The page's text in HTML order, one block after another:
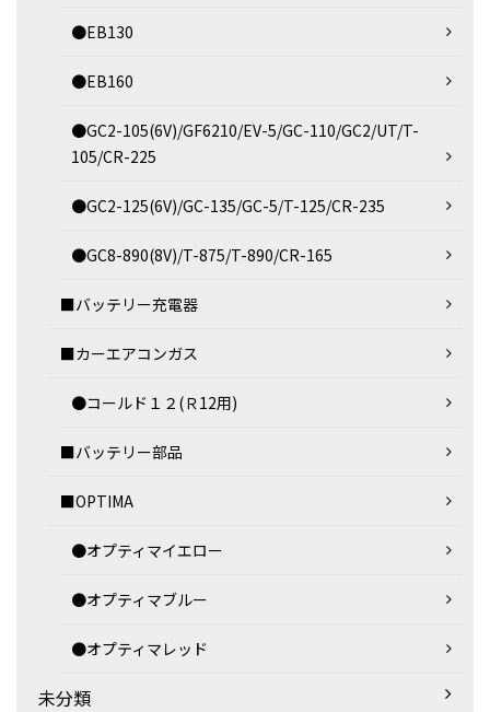
●EB130
●EB160
●GC2-105(6V)/GF6210/EV-5/GC-110/GC2/UT/T-
105/CR-225
●GC2-125(6V)/GC-135/GC-5/T-125/CR-235
●GC8-890(8V)/T-875/T-890/CR-165
■バッテリー充電器
■カーエアコンガス
●コールド１２(Ｒ12用)
■バッテリー部品
■OPTIMA
●オプティマイエロー
●オプティマブルー
●オプティマレッド
未分類